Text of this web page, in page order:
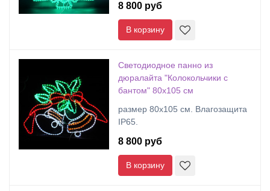
8 800 руб
В корзину
Светодиодное панно из
дюралайта "Колокольчики с
бантом" 80х105 см
размер 80х105 см. Влагозащита
IP65.
8 800 руб
В корзину